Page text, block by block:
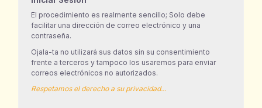
El procedimiento es realmente sencillo; Solo debe
facilitar una dirección de correo electrónico y una
contraseña.
Ojala-ta no utilizará sus datos sin su consentimiento
frente a terceros y tampoco los usaremos para enviar
correos electrónicos no autorizados.
Respetamos el derecho a su privacidad...